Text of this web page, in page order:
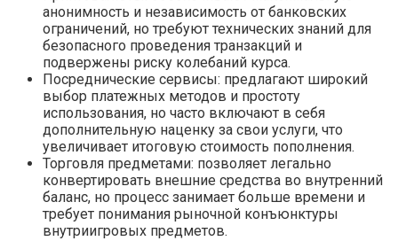
анонимность и независимость от банковских
ограничений, но требуют технических знаний для
безопасного проведения транзакций и
подвержены риску колебаний курса.
Посреднические сервисы: предлагают широкий
выбор платежных методов и простоту
использования, но часто включают в себя
дополнительную наценку за свои услуги, что
увеличивает итоговую стоимость пополнения.
Торговля предметами: позволяет легально
конвертировать внешние средства во внутренний
баланс, но процесс занимает больше времени и
требует понимания рыночной конъюнктуры
внутриигровых предметов.